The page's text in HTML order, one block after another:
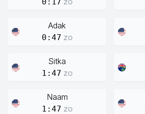
Adak
0:47 zo
Sitka
1:47 zo
Naam
1:47 zo